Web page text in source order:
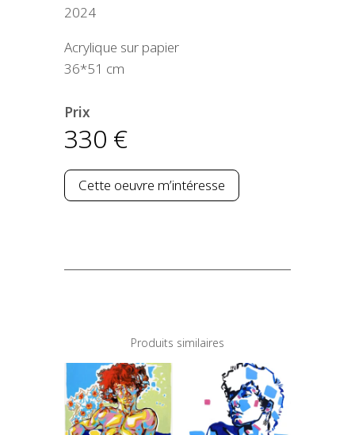
2024
Acrylique sur papier
36*51 cm
Prix
330 €
Cette oeuvre m’intéresse
Produits similaires